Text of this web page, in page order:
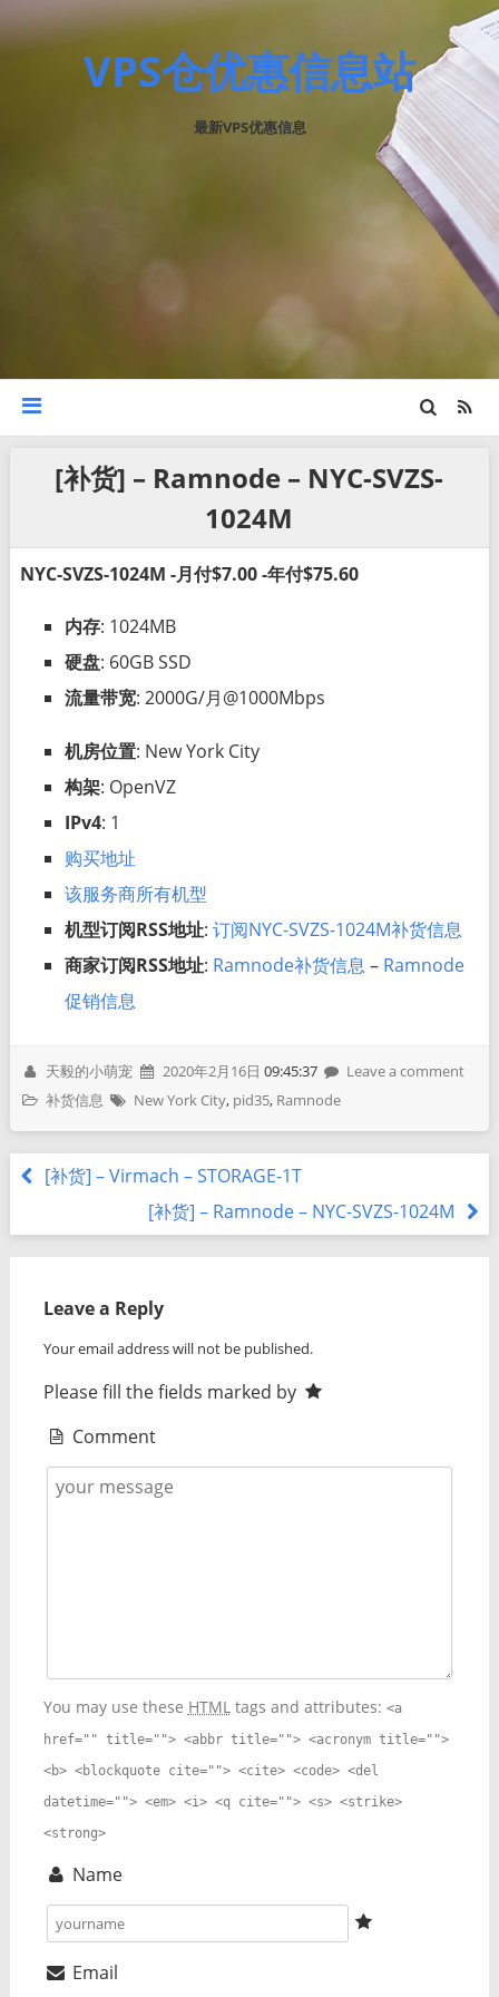
VPS仓优惠信息站
最新VPS优惠信息
[补货] – Ramnode – NYC-SVZS-
1024M
NYC-SVZS-1024M -月付$7.00 -年付$75.60
内存: 1024MB
硬盘: 60GB SSD
流量带宽: 2000G/月@1000Mbps
机房位置: New York City
构架: OpenVZ
IPv4: 1
购买地址
该服务商所有机型
机型订阅RSS地址: 订阅NYC-SVZS-1024M补货信息
商家订阅RSS地址: Ramnode补货信息 – Ramnode
促销信息
天毅的小萌宠 2020年2月16日 09:45:37
Leave a comment
补货信息
New York City, pid35, Ramnode
[补货] – Virmach – STORAGE-1T
[补货] – Ramnode – NYC-SVZS-1024M
Leave a Reply
Your email address will not be published.
Please fill the fields marked by
Comment
You may use these HTMLtags and attributes: <a
href="" title=""> <abbr title=""> <acronym title="">
<b> <blockquote cite=""> <cite> <code> <del
datetime=""> <em> <i> <q cite=""> <s> <strike>
<strong>
Name
Email